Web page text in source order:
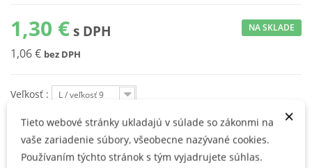
1,30 € s DPH
1,06 € bez DPH
NA SKLADE
Veľkosť : L / veľkosť 9
KÚPIŤ
×
Tieto webové stránky ukladajú v súlade so zákonmi na
vaše zariadenie súbory, všeobecne nazývané cookies.
Používaním týchto stránok s tým vyjadrujete súhlas.